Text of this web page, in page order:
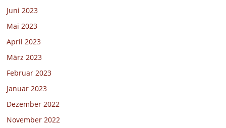
Juni 2023
Mai 2023
April 2023
März 2023
Februar 2023
Januar 2023
Dezember 2022
November 2022